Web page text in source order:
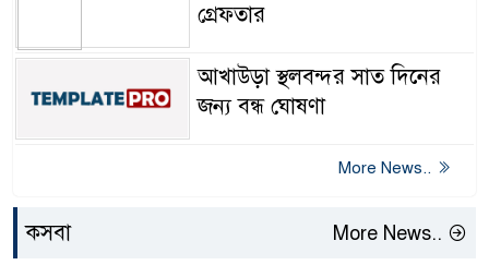
গ্রেফতার
আখাউড়া স্থলবন্দর সাত দিনের
জন্য বন্ধ ঘোষণা
More News..
কসবা More News..